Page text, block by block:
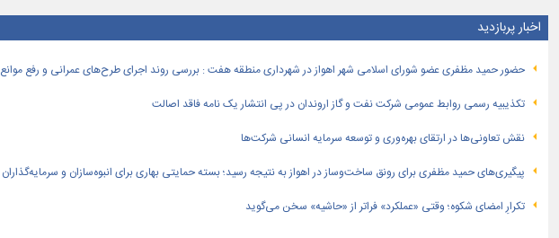
اخبار پربازدید
حضور حمید مظفری عضو شورای اسلامی شهر اهواز در شهرداری منطقه هفت : بررسی روند اجرای طرح‌های عمرانی و رفع موانع
تكذیبیه رسمی روابط عمومی شركت نفت و گاز اروندان در پی انتشار یک نامه فاقد اصالت
نقش تعاونی‌ها در ارتقای بهره‌وری و توسعه سرمایه انسانی شرکت‌ها
پیگیری‌های حمید مظفری برای رونق ساخت‌وساز در اهواز به نتیجه رسید؛ بسته حمایتی بهاری برای انبوه‌سازان و سرمایه‌گذاران
تکرارِ امضای شکوه؛ وقتی «عملکرد» فراتر از «حاشیه» سخن می‌گوید